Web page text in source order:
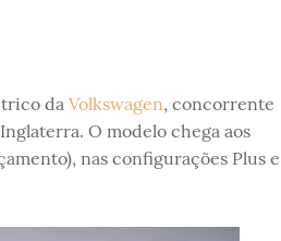
daVolkswagen, concorrente
O modelo chega aos
nas configurações Plus e